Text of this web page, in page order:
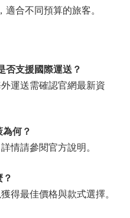
適合不同預算的旅客。
否支援國際運送？
運送需確認官網最新資
何？
情請參閱官方說明。
得最佳價格與款式選擇。